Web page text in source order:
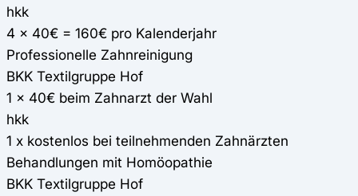
hkk
4 x 40€ = 160€ pro Kalenderjahr
Professionelle Zahnreinigung
BKK Textilgruppe Hof
1 x 40€ beim Zahnarzt der Wahl
hkk
1 x kostenlos bei teilnehmenden Zahnärzten
Behandlungen mit Homöopathie
BKK Textilgruppe Hof